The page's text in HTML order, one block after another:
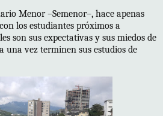
Menor –Semenor–, hace apenas
los estudiantes próximos a
son sus expectativas y sus miedos de
una vez terminen sus estudios de